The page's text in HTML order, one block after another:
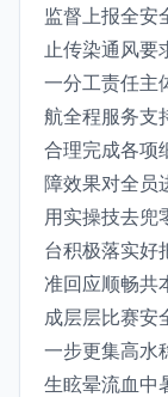
监督上报全安
止传染通风要
一分工责任主
航全程服务支
合理完成各项
障效果对全员
用实操技去兜
台积极落实好
准回应顺畅共
成层层比赛安
一步更集高水
生眩晕流血中